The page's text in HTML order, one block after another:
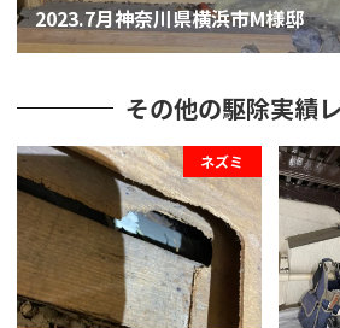
2023.7月神奈川県横浜市M様邸
その他の駆除実績
ネズミ